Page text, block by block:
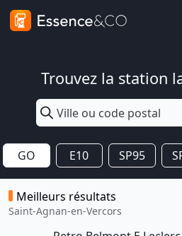
Trouvez la station
GO E10 SP95
Meilleurs résultats
Saint-Agnan-en-Vercors